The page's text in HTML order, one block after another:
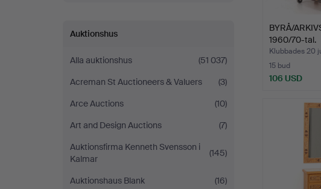
Auktionshus
Alla auktionshus
(51 037)
Acreman St Auctioneers & Valuers
(3)
Arce Auctions
(10)
Art and Design Auctions
(7)
Auktionsfirma Kenneth Svensson i
Kalmar
(145)
Auktionshaus Blank
(16)
BYRÅ/
1960/70-tal.
Klubbades 20
15 bud
106 USD